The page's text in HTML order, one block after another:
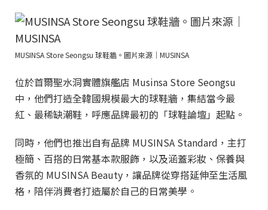
MUSINSA Store Seongsu 球鞋牆。圖片來源｜MUSINSA
位於首爾聖水洞實體旗艦店 Musinsa Store Seongsu
中，他們打造全韓國規模最大的球鞋牆，集結當今最
紅、最稀缺潮鞋，呼應品牌最初的「球鞋論壇」起點。
同時，他們也推出自有品牌 MUSINSA Standard，主打
極簡、百搭的日常基本款服飾，以及涵蓋彩妝、保養與
香氛的 MUSINSA Beauty，讓品牌從穿搭延伸至生活風
格，陪伴消費者打造屬於自己的日常美學。